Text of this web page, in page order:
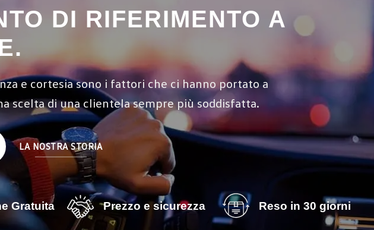
DI RIFERIMENTO A
e cortesia sono i fattori che ci hanno portato a
scelta di una clientela sempre più soddisfatta.
LA NOSTRA STORIA
Gratuita Prezzo e sicurezza Reso in 30 giorni